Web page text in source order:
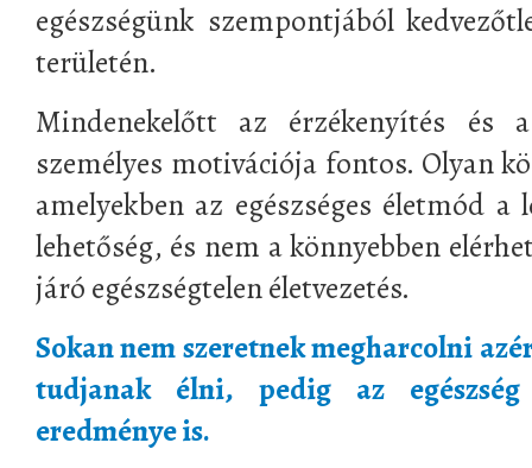
egészségünk szempontjából
területén.
Mindenekelőtt az érzékenyítés és
személyes motivációja fontos. Olyan
amelyekben az egészséges életmód a
lehetőség, és nem a könnyebben
járó egészségtelen életvezetés.
Sokan nem szeretnek megharcolni
tudjanak élni, pedig az
eredménye is.